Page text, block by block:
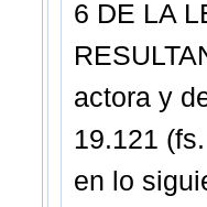
6 DE LA
actora y
19.121
en lo